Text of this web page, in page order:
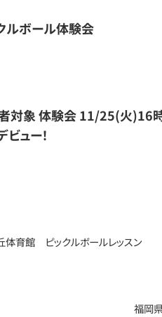
ルボール体験会
対象 体験会 11/25(火)16
ビュー！
体育館 ピックルボールレッスン
福岡